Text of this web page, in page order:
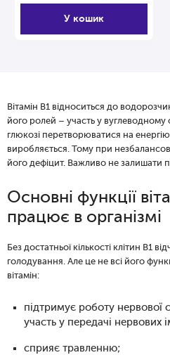
У кошик
Вітамін B1 відноситься до
його ролей – участь у вуглеводному
глюкозі перетворюватися на
виробляється. Тому при
його дефіцит. Важливо не залишати
Основні функції
працює в організмі
Без достатньої кількості клітин B1
голодування. Але це не всі його
вітамін:
підтримує роботу нервової
участь у передачі нервових
сприяє травленню;